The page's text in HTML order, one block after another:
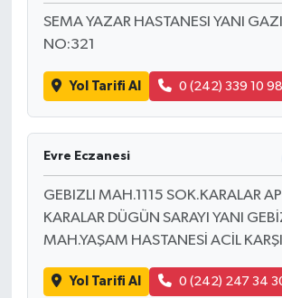
SEMA YAZAR HASTANESI YANI GAZI
NO:321
Yol Tarifi Al 0 (242) 339 10 98
Evre Eczanesi
GEBIZLI MAH.1115 SOK.KARALAR
KARALAR DÜGÜN SARAYI YANI
MAH.YAŞAM HASTANESİ ACİL
Yol Tarifi Al 0 (242) 247 34